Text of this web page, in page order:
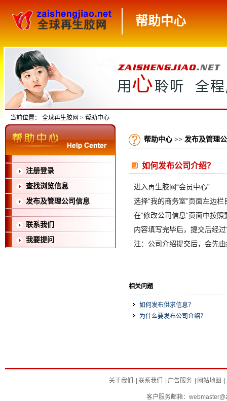
帮助中心
当前位置： 全球再生胶网 > 帮助中心
注册登录
查找浏览信息
发布及管理公司信息
联系我们
我要提问
帮助中心 >> 发布及管理
如何发布公司介绍？
进入再生胶网“会员中心”
选择“我的商务室”页面左边栏
在“修改公司信息”页面中按
内容填写完毕后，提交后经
注：公司介绍提交后，会先
相关问题
如何发布供求信息？
为什么要发布公司介绍？
关于我们 联系我们 广告服务 网站地图
客户服务邮箱：